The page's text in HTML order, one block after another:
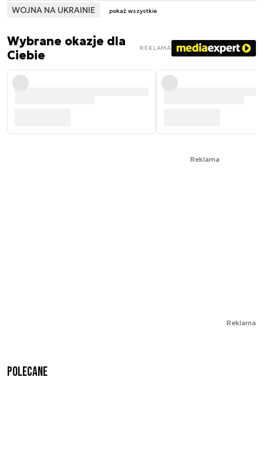
WOJNA NA UKRAINIE
pokaż wszystkie
Wybrane okazje dla
Ciebie
REKLAMA
Reklama
Reklama
Polecane